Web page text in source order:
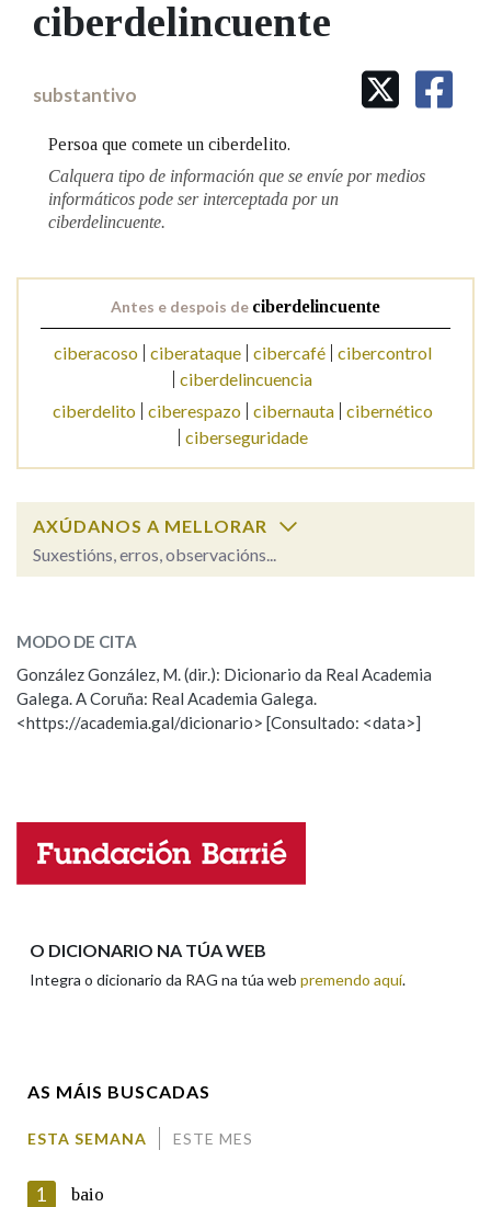
MARCIAL DEL ADALID
CASA-MUSEO EMILIA PARDO
FIGURAS HOMENAXEADAS
Facebook
TwitterYoutubeInstagram
Bluesky
BUSCAR NOS LEMAS
Remata por
Nos exemplos
Na fraseoloxía
OUTRAS OPCIÓNS DE BUSCA
Marcas gramaticais
ciberdelincuente
substantivo
Persoa que comete un ciberdelito.
Calquera tipo de información que se envíe por medios
informáticos pode ser interceptada por un
ciberdelincuente.
Antes e despois de ciberdelincuente
ciberacoso ciberataque cibercafé cibercontrol
ciberdelincuencia
ciberdelito ciberespazo cibernauta cibernético
ciberseguridade
AXÚDANOS A MELLORAR
Suxestións, erros, observacións...
ESCOLLE UNHA OPCIÓN:
Observación Hai un erro na palabra
Propoño mellorar a definición
Nome
MODO DE CITA
González González, M. (dir.): Dicionario da Real Academia
Galega. A Coruña: Real Academia Galega.
<https://academia.gal/dicionario> [Consultado: <data>]
O DICIONARIO NA TÚA WEB
Integra o dicionario da RAG na túa web premendo aquí.
AS MÁIS BUSCADAS
ESTA SEMANA ESTE MES
1 baio